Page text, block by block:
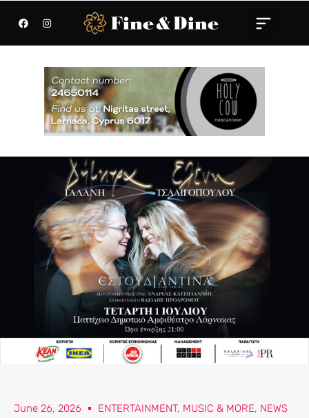
June 26, 2026 ENTERTAINMENT, MUSIC & MORE, NEWS